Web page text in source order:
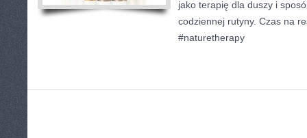
jako terapię dla duszy i
codziennej rutyny. Czas na
#naturetherapy